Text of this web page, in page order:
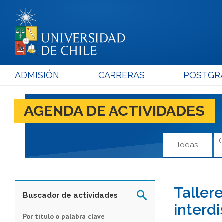
ADMISIÓN CARRERAS
AGENDA DE ACTIVIDADES
Todas
Buscador de actividades
Por título o palabra clave